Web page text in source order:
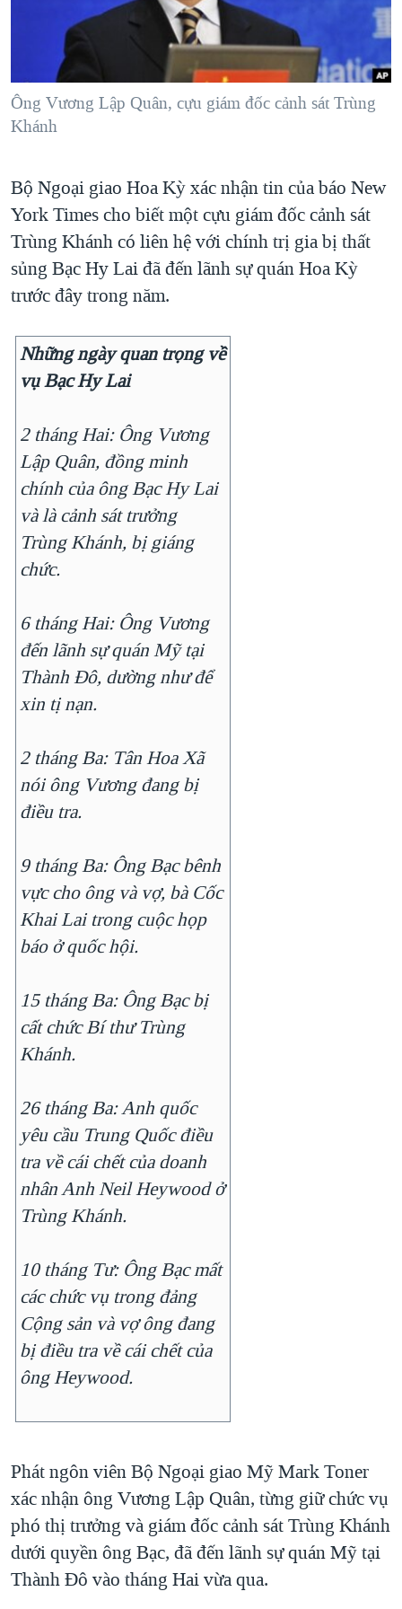
NGƯỜI VIỆT HẢI NGOẠI
ĐỜI SỐNG
KINH TẾ
KHOA HỌC
VĂN HOÁ
THỂ THAO
GIÁO DỤC
HÀNH TRÌNH BẦU CỬ 2024
MỘT NĂM CHIẾN TRANH TẠI DẢI GAZA
GIẢI MÃ VÀNH ĐAI & CON ĐƯỜNG
NGÀY TỊ NẠN THẾ GIỚI
GROUND ZERO – XƯA VÀ NAY
CÁC GIÁ TRỊ CỘNG HÒA Ở VIỆT NAM
THƯỢNG ĐỈNH TRUMP-KIM TẠI VIỆT NAM
NGƯ DÂN VIỆT VÀ LÀN SÓNG TRỘM HẢI SÂM
BÊN KIA QUỐC LỘ: TIẾNG VỌNG TỪ NÔNG THÔN MỸ
QUAN HỆ VIỆT MỸ
MẠNG XÃ HỘI
Ngôn ngữ khác
Ông Vương Lập Quân, cựu giám đốc cảnh sát Trùng
Khánh
Bộ Ngoại giao Hoa Kỳ xác nhận tin của báo New
York Times cho biết một cựu giám đốc cảnh sát
Trùng Khánh có liên hệ với chính trị gia bị thất
sủng Bạc Hy Lai đã đến lãnh sự quán Hoa Kỳ
trước đây trong năm.
Những ngày quan trọng về
vụ Bạc Hy Lai
2 tháng Hai: Ông Vương
Lập Quân, đồng minh
chính của ông Bạc Hy Lai
và là cảnh sát trưởng
Trùng Khánh, bị giáng
chức.
6 tháng Hai: Ông Vương
đến lãnh sự quán Mỹ tại
Thành Đô, dường như để
xin tị nạn.
2 tháng Ba: Tân Hoa Xã
nói ông Vương đang bị
điều tra.
9 tháng Ba: Ông Bạc bênh
vực cho ông và vợ, bà Cốc
Khai Lai trong cuộc họp
báo ở quốc hội.
15 tháng Ba: Ông Bạc bị
cất chức Bí thư Trùng
Khánh.
26 tháng Ba: Anh quốc
yêu cầu Trung Quốc điều
tra về cái chết của doanh
nhân Anh Neil Heywood ở
Trùng Khánh.
10 tháng Tư: Ông Bạc mất
các chức vụ trong đảng
Cộng sản và vợ ông đang
bị điều tra về cái chết của
ông Heywood.
Phát ngôn viên Bộ Ngoại giao Mỹ Mark Toner
xác nhận ông Vương Lập Quân, từng giữ chức vụ
phó thị trưởng và giám đốc cảnh sát Trùng Khánh
dưới quyền ông Bạc, đã đến lãnh sự quán Mỹ tại
Thành Đô vào tháng Hai vừa qua.